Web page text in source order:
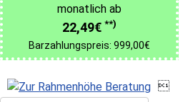
monatlich ab
22,49€ **)
Barzahlungspreis: 999,00€
